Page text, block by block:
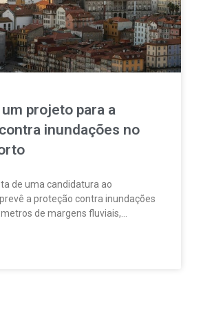
projeto para a
inundações no
de uma candidatura ao
prevê a proteção contra inundações
de margens fluviais,
de betão.